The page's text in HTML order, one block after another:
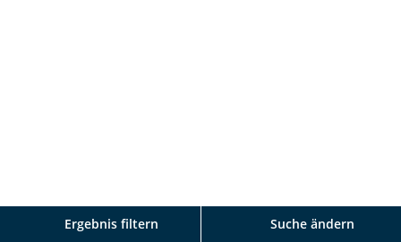
Ergebnis filtern Suche ändern